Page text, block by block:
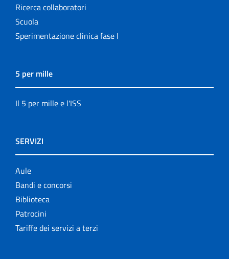
Ricerca collaboratori
Scuola
Sperimentazione clinica fase I
5 per mille
Il 5 per mille e l'ISS
SERVIZI
Aule
Bandi e concorsi
Biblioteca
Patrocini
Tariffe dei servizi a terzi